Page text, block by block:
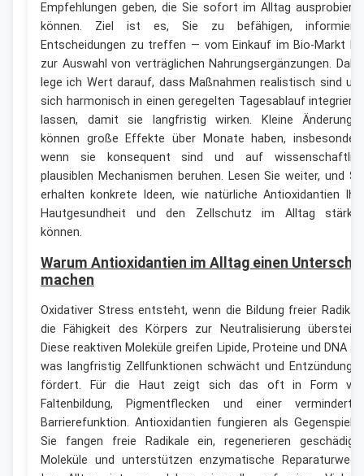
Empfehlungen geben, die Sie sofort im Alltag
können. Ziel ist es, Sie zu befähigen,
Entscheidungen zu treffen — vom Einkauf im Bio-Markt
zur Auswahl von verträglichen Nahrungsergänzungen.
lege ich Wert darauf, dass Maßnahmen realistisch sind
sich harmonisch in einen geregelten Tagesablauf
lassen, damit sie langfristig wirken. Kleine
können große Effekte über Monate haben,
wenn sie konsequent sind und auf
plausiblen Mechanismen beruhen. Lesen Sie weiter, und
erhalten konkrete Ideen, wie natürliche Antioxidantien
Hautgesundheit und den Zellschutz im Alltag
können.
Warum Antioxidantien im Alltag einen
machen
Oxidativer Stress entsteht, wenn die Bildung freier
die Fähigkeit des Körpers zur Neutralisierung
Diese reaktiven Moleküle greifen Lipide, Proteine und DNA
was langfristig Zellfunktionen schwächt und
fördert. Für die Haut zeigt sich das oft in Form
Faltenbildung, Pigmentflecken und einer
Barrierefunktion. Antioxidantien fungieren als
Sie fangen freie Radikale ein, regenerieren
Moleküle und unterstützen enzymatische